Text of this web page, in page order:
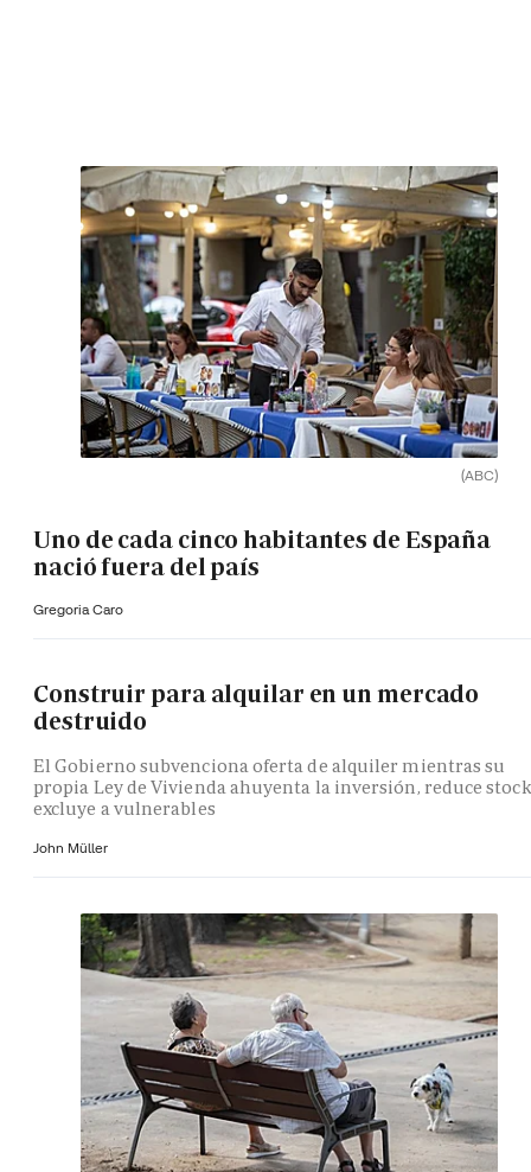
(ABC)
Uno de cada cinco habitantes de España
nació fuera del país
Gregoria Caro
Construir para alquilar en un mercado
destruido
El Gobierno subvenciona oferta de alquiler mientras su
propia Ley de Vivienda ahuyenta la inversión, reduce
excluye a vulnerables
John Müller